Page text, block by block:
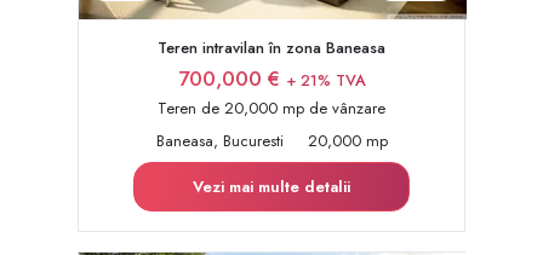
Teren intravilan în zona Baneasa
700,000 € + 21% TVA
Teren de 20,000 mp de vânzare
Baneasa, Bucuresti
20,000 mp
Vezi mai multe detalii